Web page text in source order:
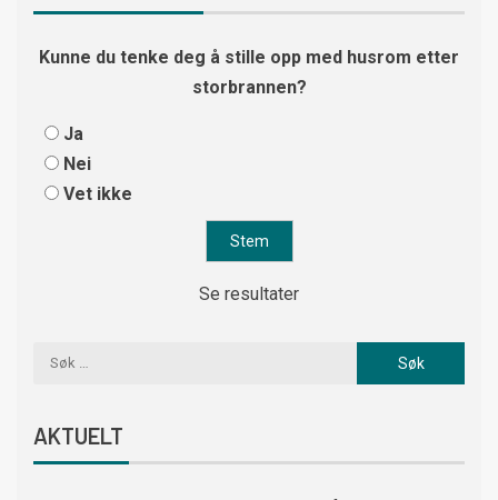
Kunne du tenke deg å stille opp med husrom etter
storbrannen?
Ja
Nei
Vet ikke
Se resultater
AKTUELT